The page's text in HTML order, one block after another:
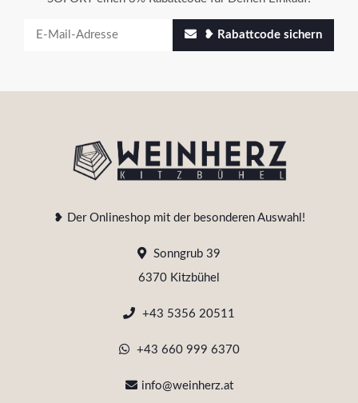
❥ Rabattcode sichern
❥ Der Onlineshop mit der besonderen Auswahl!
Sonngrub 39
6370 Kitzbühel
+43 5356 20511
+43 660 999 6370
info@weinherz.at